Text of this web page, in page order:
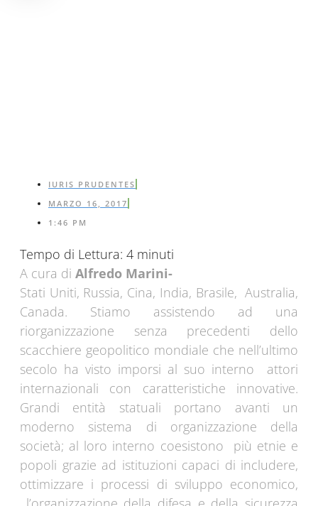
IURIS PRUDENTES
MARZO 16, 2017
1:46 PM
Tempo di Lettura: 4 minuti
A cura di Alfredo Marini-
Stati Uniti, Russia, Cina, India, Brasile, Australia,
Canada. Stiamo assistendo ad una
riorganizzazione senza precedenti dello
scacchiere geopolitico mondiale che nell’ultimo
secolo ha visto imporsi al suo interno attori
internazionali con caratteristiche innovative.
Grandi entità statuali portano avanti un
moderno sistema di organizzazione della
società; al loro interno coesistono più etnie e
popoli grazie ad istituzioni capaci di includere,
ottimizzare i processi di sviluppo economico,